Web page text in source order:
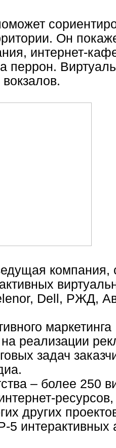
Он
интернет-
перрон.
Dell, РЖД,
на реализации
задач
– более 250
других
5 интерактивных